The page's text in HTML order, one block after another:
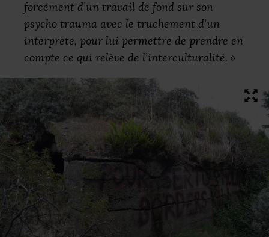
forcément d’un travail de fond sur son
psycho trauma avec le truchement d’un
interprète, pour lui permettre de prendre en
compte ce qui relève de l’interculturalité. »